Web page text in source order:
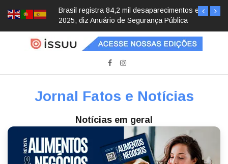
Brasil registra 84,2 mil desaparecimentos em
2025, diz Anuário de Segurança Pública
Jornal Fatos e Notícias
Notícias em geral